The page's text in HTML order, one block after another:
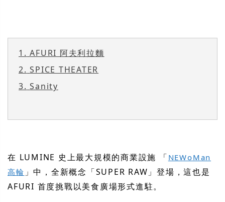
1. AFURI 阿夫利拉麵
2. SPICE THEATER
3. Sanity
在 LUMINE 史上最大規模的商業設施 「 NEWoMan
高輪 」中，全新概念「SUPER RAW」登場，這也是
AFURI 首度挑戰以美食廣場形式進駐。